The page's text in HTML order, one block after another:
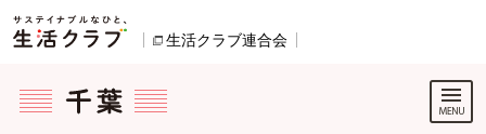
ページの先頭です。
生活クラブ連合会